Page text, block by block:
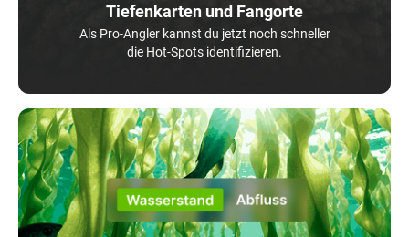
Tiefenkarten und Fangorte
Als Pro-Angler kannst du jetzt noch schneller
die Hot-Spots identifizieren.